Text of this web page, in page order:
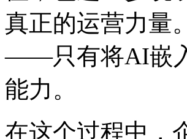
真正的运营力量
——只有将AI嵌入
能力。
在这个过程中